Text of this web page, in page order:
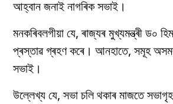
আহ্বান জনাই নাগৰিক সভাই।
মনকৰিবলগীয়া যে, ৰাজ্যৰ মুখ্যমন্ত্ৰী ড০
প্ৰস্তাৱ গ্ৰহণ কৰে। আনহাতে, সমূহ অসমৰ
সভাই।
উল্লেখ্য যে, সভা চলি থকাৰ মাজতে